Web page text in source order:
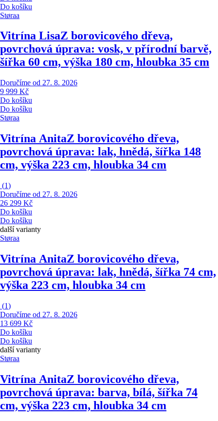
Do košíku
Støraa
Vitrína LisaZ borovicového dřeva,
povrchová úprava: vosk, v přírodní barvě,
šířka 60 cm, výška 180 cm, hloubka 35 cm
Doručíme od 27. 8. 2026
9 999 Kč
Do košíku
Do košíku
Støraa
Vitrína AnitaZ borovicového dřeva,
povrchová úprava: lak, hnědá, šířka 148
cm, výška 223 cm, hloubka 34 cm
(1)
Doručíme od 27. 8. 2026
26 299 Kč
Do košíku
Do košíku
další varianty
Støraa
Vitrína AnitaZ borovicového dřeva,
povrchová úprava: lak, hnědá, šířka 74 cm,
výška 223 cm, hloubka 34 cm
(1)
Doručíme od 27. 8. 2026
13 699 Kč
Do košíku
Do košíku
další varianty
Støraa
Vitrína AnitaZ borovicového dřeva,
povrchová úprava: barva, bílá, šířka 74
cm, výška 223 cm, hloubka 34 cm